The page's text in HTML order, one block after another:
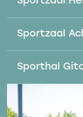
Sportzaal
Sporthal